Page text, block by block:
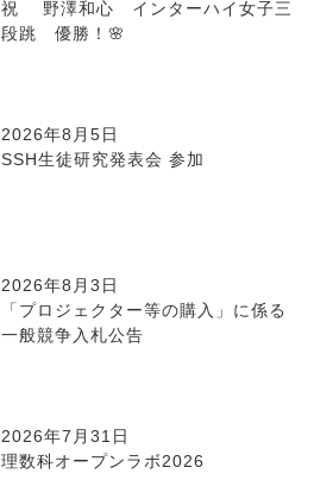
祝 野澤和心 インターハイ女子三
段跳 優勝！🌸
2026年8月5日
SSH生徒研究発表会 参加
2026年8月3日
「プロジェクター等の購入」に係る
一般競争入札公告
2026年7月31日
理数科オープンラボ2026